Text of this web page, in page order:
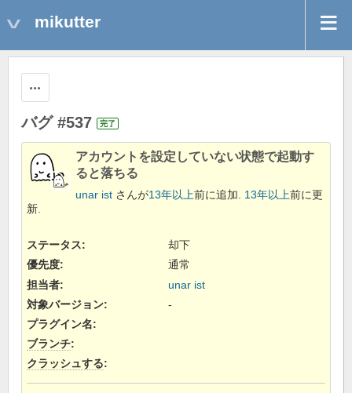
mikutter
バグ #537 完了
アカウントを設定していない状態で起動す
ると落ちる
unar ist さんが13年以上前に追加. 13年以上前に更
新.
ステータス:
却下
優先度:
通常
担当者:
unar ist
対象バージョン:
-
プラグイン名:
ブランチ:
クラッシュする: